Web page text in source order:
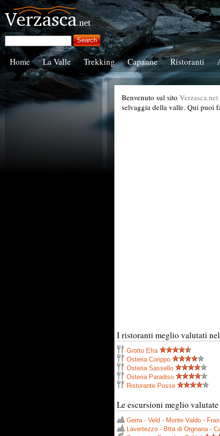
Home La Valle Trekking Capanne Ristoranti
Benvenuto sul sito Verzasca.net
selvaggia della valle. Qui puoi
I ristoranti meglio valutati
Grotto Efra
Osteria Corippo
Osteria Sassello
Osteria Paradiso
Ristorante Posse
Le escursioni meglio
Gerra - Veld - Monte Valdo -
Lavertezzo - Btta di Orgnana -